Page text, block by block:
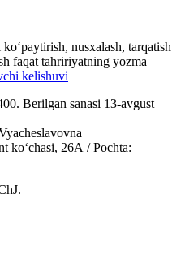
nusxalash, tarqatish
faqat tahririyatning yozma
kelishuvi
Berilgan sanasi 13-avgust
ko‘chasi, 26А / Pochta: